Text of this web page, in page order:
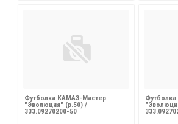
Футболка КАМАЗ-Мастер
"Эволюция" (р.50) /
333.09270200-50